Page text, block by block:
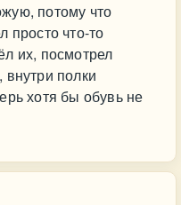
потому что
просто что-то
их, посмотрел
полки
хотя бы обувь не